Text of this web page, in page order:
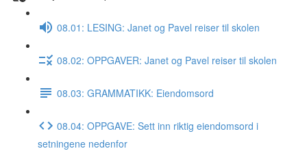
08.01: LESING: Janet og Pavel reiser til skolen
08.02: OPPGAVER: Janet og Pavel reiser til skolen
08.03: GRAMMATIKK: Eiendomsord
08.04: OPPGAVE: Sett inn riktig eiendomsord i
setningene nedenfor